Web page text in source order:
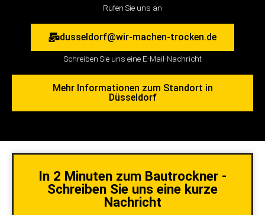
Rufen Sie uns an
dusseldorf@wir-machen-trocken.de
Schreiben Sie uns eine E-Mail-Nachricht
Mehr Informationen zum Standort in
Düsseldorf
In 2 Minuten zum Bautrockner -
Schreiben Sie uns eine kurze
Nachricht